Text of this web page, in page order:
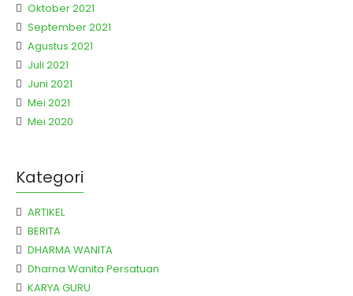
Oktober 2021
September 2021
Agustus 2021
Juli 2021
Juni 2021
Mei 2021
Mei 2020
Kategori
ARTIKEL
BERITA
DHARMA WANITA
Dharna Wanita Persatuan
KARYA GURU